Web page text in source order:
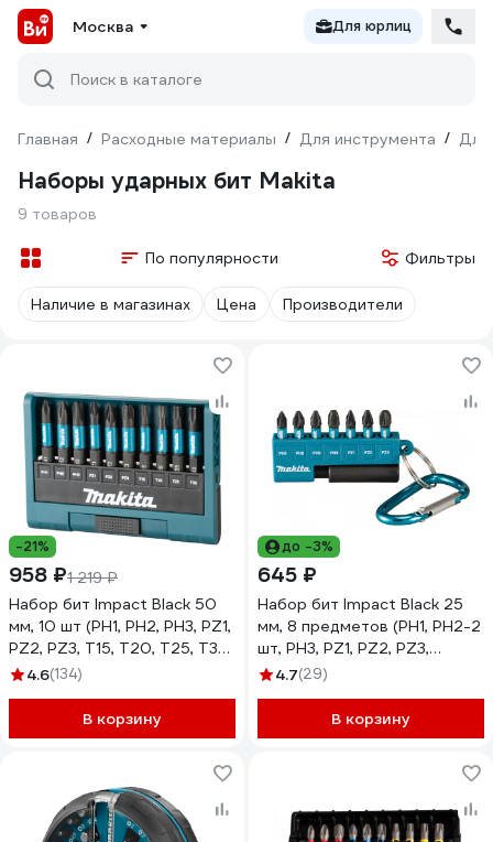
Москва Для юрлиц
Поиск в каталоге
Главная / Расходные материалы / Для инструмента / Для
Наборы ударных бит Makita
9 товаров
По популярности Фильтры
Наличие в магазинах Цена Производители
-21%
958 ₽1 219 ₽
Набор бит Impact Black 50
мм, 10 шт (PH1, PH2, PH3, PZ1,
PZ2, PZ3, T15, T20, T25, T30)
Makita E-12011
4.6(134)
В корзину
до -3%
645 ₽
Набор бит Impact Black 25
мм, 8 предметов (PH1, PH2-2
шт, PH3, PZ1, PZ2, PZ3,
магнитный держатель)
4.7(29)
В корзину